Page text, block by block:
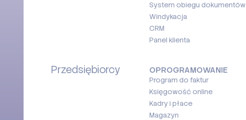
System obiegu dokumentów
Windykacja
CRM
Panel klienta
Przedsiębiorcy OPROGRAMOWANIE
Program do faktur
Księgowość online
Kadry i płace
Magazyn